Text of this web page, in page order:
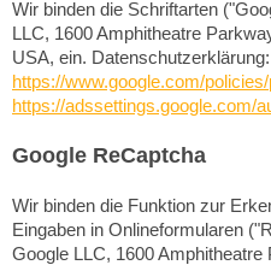
Wir binden die Schriftarten
LLC, 1600 Amphitheatre
USA, ein. Datenschutzerklärung:
https://www.google.com/
https://adssettings.google.com/
Google ReCaptcha
Wir binden die Funktion zur
Eingaben in Onlineformularen
Google LLC, 1600